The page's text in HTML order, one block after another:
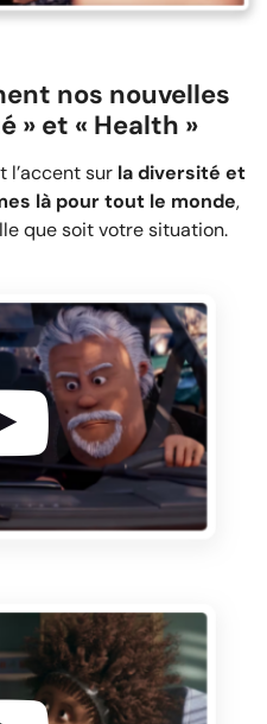
nos nouvelles
» et « Health »
l’accent sur la diversité et
là pour tout le monde,
que soit votre situation.